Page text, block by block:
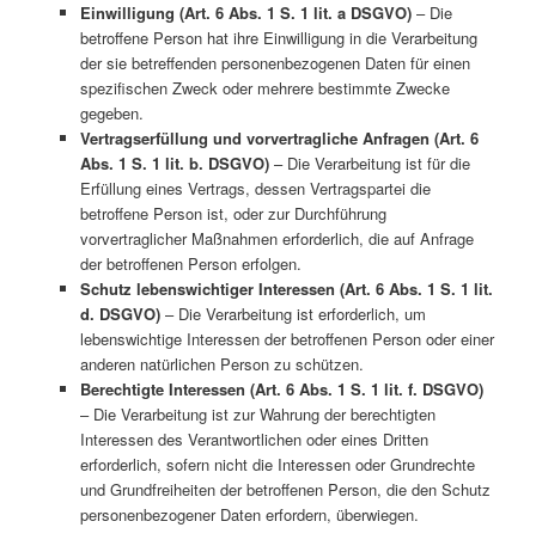
Einwilligung (Art. 6 Abs. 1 S. 1 lit. a DSGVO)– Die
betroffene Person hat ihre Einwilligung in die Verarbeitung
der sie betreffenden personenbezogenen Daten für einen
spezifischen Zweck oder mehrere bestimmte Zwecke
gegeben.
Vertragserfüllung und vorvertragliche Anfragen (Art. 6
Abs. 1 S. 1 lit. b. DSGVO)– Die Verarbeitung ist für die
Erfüllung eines Vertrags, dessen Vertragspartei die
betroffene Person ist, oder zur Durchführung
vorvertraglicher Maßnahmen erforderlich, die auf Anfrage
der betroffenen Person erfolgen.
Schutz lebenswichtiger Interessen (Art. 6 Abs. 1 S. 1 lit.
d. DSGVO)– Die Verarbeitung ist erforderlich, um
lebenswichtige Interessen der betroffenen Person oder einer
anderen natürlichen Person zu schützen.
Berechtigte Interessen (Art. 6 Abs. 1 S. 1 lit. f. DSGVO)
– Die Verarbeitung ist zur Wahrung der berechtigten
Interessen des Verantwortlichen oder eines Dritten
erforderlich, sofern nicht die Interessen oder Grundrechte
und Grundfreiheiten der betroffenen Person, die den Schutz
personenbezogener Daten erfordern, überwiegen.